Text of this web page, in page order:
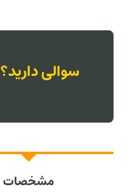
سوالی دارید؟
مشخصات